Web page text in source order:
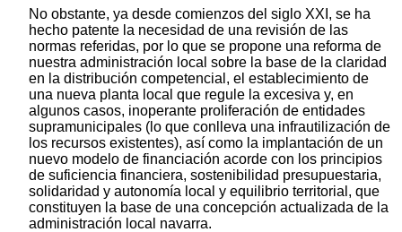
No obstante, ya desde comienzos del siglo XXI, se ha
hecho patente la necesidad de una revisión de las
normas referidas, por lo que se propone una reforma de
nuestra administración local sobre la base de la claridad
en la distribución competencial, el establecimiento de
una nueva planta local que regule la excesiva y, en
algunos casos, inoperante proliferación de entidades
supramunicipales (lo que conlleva una infrautilización de
los recursos existentes), así como la implantación de un
nuevo modelo de financiación acorde con los principios
de suficiencia financiera, sostenibilidad presupuestaria,
solidaridad y autonomía local y equilibrio territorial, que
constituyen la base de una concepción actualizada de la
administración local navarra.